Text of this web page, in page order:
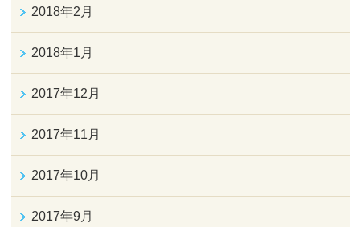
2018年2月
2018年1月
2017年12月
2017年11月
2017年10月
2017年9月